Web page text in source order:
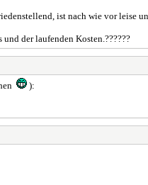
ist nach wie vor leise
der laufenden Kosten.??????
):